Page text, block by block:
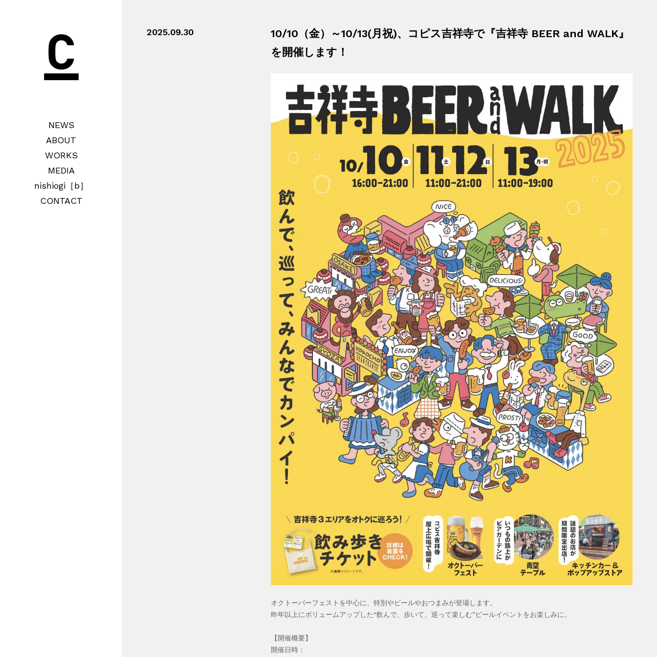
NEWS
ABOUT
WORKS
MEDIA
nishiogi［b］
CONTACT
2025.09.30
10/10（金）～10/13(月祝)、コピス吉祥寺で『吉祥寺 BEER and WALK』
を開催します！
オクトーバーフェストを中心に、特別やビールやおつまみが登場します。
昨年以上にボリュームアップした“飲んで、歩いて、巡って楽しむ”ビールイベントをお楽しみに。
【開催概要】
開催日時：